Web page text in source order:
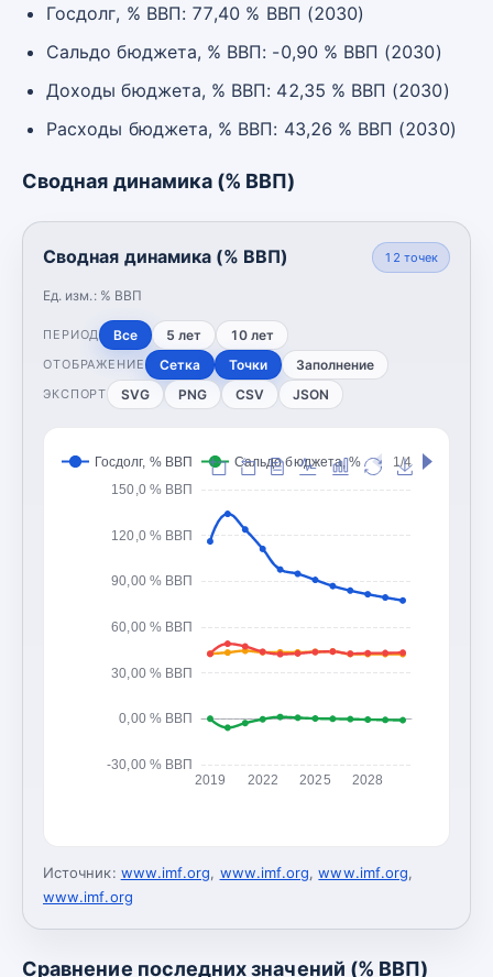
Госдолг, % ВВП: 77,40 % ВВП (2030)
Сальдо бюджета, % ВВП: -0,90 % ВВП (2030)
Доходы бюджета, % ВВП: 42,35 % ВВП (2030)
Расходы бюджета, % ВВП: 43,26 % ВВП (2030)
Сводная динамика (% ВВП)
Сводная динамика (% ВВП)
Ед. изм.: % ВВП
12 точек
ПЕРИОД Все 5 лет 10 лет
ОТОБРАЖЕНИЕ Сетка Точки Заполнение
ЭКСПОРТ SVG PNG CSV JSON
-30,00 % ВВП
0,00 % ВВП
30,00 % ВВП
60,00 % ВВП
90,00 % ВВП
120,0 % ВВП
150,0 % ВВП
2019 2022 2025 2028
Госдолг, % ВВП Сальдо бюджета, % ВВП 1/4
Источник: www.imf.org, www.imf.org,www.imf.org,
www.imf.org
Сравнение последних значений (% ВВП)